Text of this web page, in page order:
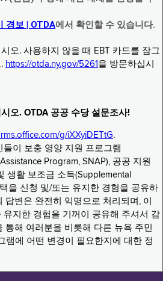
경보 | OTDA에서 확인할 수 있습니다.
오. 사용하지 않을 때 EBT 카드를 잠그
https://otda.ny.gov/5261 을 방문하십시
오. OTDA 공공 수당 설문조사!
g/iXXyiDETtG.
이 보충 영양 지원 프로그램
Program, SNAP), 공공 지원
생활 보조금 소득(Supplemental
을 신청 및/또는 유지한 경험을 공유하
답변은 완전히 익명으로 처리되며, 이
유지한 경험을 기꺼이 공유해 주셔서 감
통해 여러분을 비롯해 다른 뉴욕 주민
램에 어떤 변경이 필요한지에 대한 정